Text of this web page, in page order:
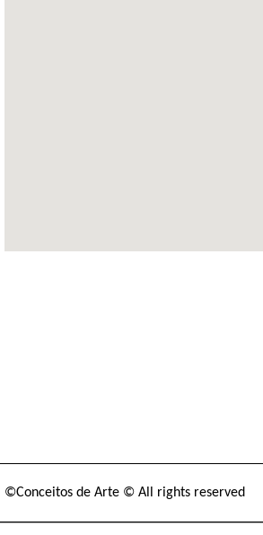
©Conceitos de Arte © All rights reserved